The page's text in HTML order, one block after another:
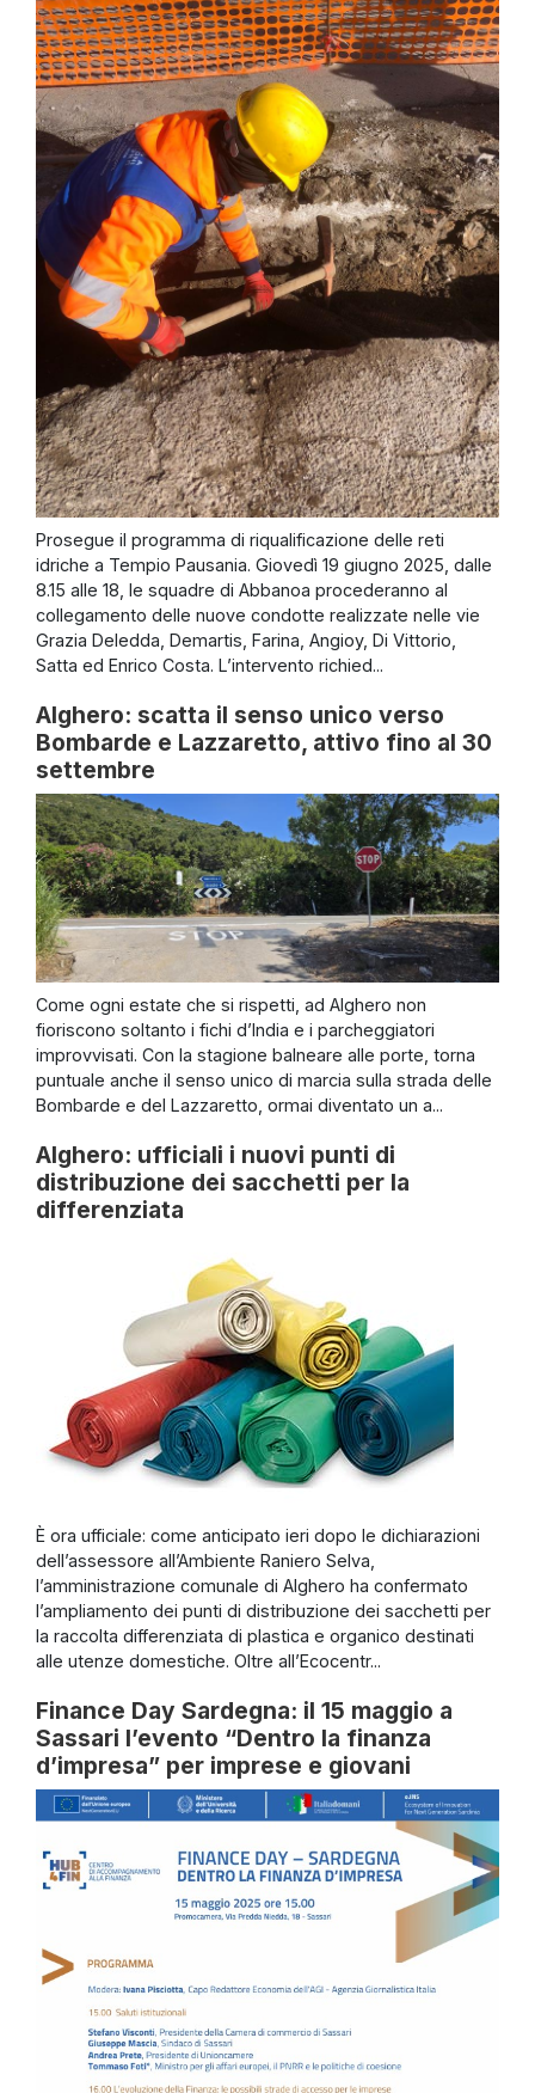
Prosegue il programma di riqualificazione delle reti
idriche a Tempio Pausania. Giovedì 19 giugno 2025, dalle
8.15 alle 18, le squadre di Abbanoa procederanno al
collegamento delle nuove condotte realizzate nelle vie
Grazia Deledda, Demartis, Farina, Angioy, Di Vittorio,
Satta ed Enrico Costa. L’intervento richied...
Alghero: scatta il senso unico verso
Bombarde e Lazzaretto, attivo fino al 30
settembre
Come ogni estate che si rispetti, ad Alghero non
fioriscono soltanto i fichi d’India e i parcheggiatori
improvvisati. Con la stagione balneare alle porte, torna
puntuale anche il senso unico di marcia sulla strada delle
Bombarde e del Lazzaretto, ormai diventato un a...
Alghero: ufficiali i nuovi punti di
distribuzione dei sacchetti per la
differenziata
È ora ufficiale: come anticipato ieri dopo le dichiarazioni
dell’assessore all’Ambiente Raniero Selva,
l’amministrazione comunale di Alghero ha confermato
l’ampliamento dei punti di distribuzione dei sacchetti per
la raccolta differenziata di plastica e organico destinati
alle utenze domestiche. Oltre all’Ecocentr...
Finance Day Sardegna: il 15 maggio a
Sassari l’evento “Dentro la finanza
d’impresa” per imprese e giovani